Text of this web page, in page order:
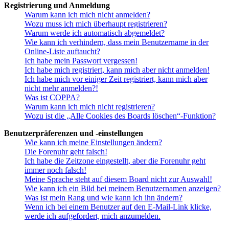
Registrierung und Anmeldung
Warum kann ich mich nicht anmelden?
Wozu muss ich mich überhaupt registrieren?
Warum werde ich automatisch abgemeldet?
Wie kann ich verhindern, dass mein Benutzername in der
Online-Liste auftaucht?
Ich habe mein Passwort vergessen!
Ich habe mich registriert, kann mich aber nicht anmelden!
Ich habe mich vor einiger Zeit registriert, kann mich aber
nicht mehr anmelden?!
Was ist COPPA?
Warum kann ich mich nicht registrieren?
Wozu ist die „Alle Cookies des Boards löschen“-Funktion?
Benutzerpräferenzen und -einstellungen
Wie kann ich meine Einstellungen ändern?
Die Forenuhr geht falsch!
Ich habe die Zeitzone eingestellt, aber die Forenuhr geht
immer noch falsch!
Meine Sprache steht auf diesem Board nicht zur Auswahl!
Wie kann ich ein Bild bei meinem Benutzernamen anzeigen?
Was ist mein Rang und wie kann ich ihn ändern?
Wenn ich bei einem Benutzer auf den E-Mail-Link klicke,
werde ich aufgefordert, mich anzumelden.